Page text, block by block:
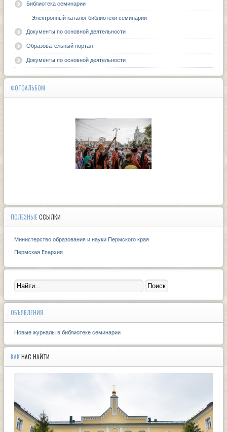
Библиотека семинарии
Электронный каталог библиотеки семинарии
Документы по основной деятельности
Образовательный портал
Документы по основной деятельности
ФОТОАЛЬБОМ
ПОЛЕЗНЫЕССЫЛКИ
Министерство образования и науки Пермского края
Пермская Eпархия
ОБЪЯВЛЕНИЯ
Новые журналы в библиотеке семинарии
КАКНАС НАЙТИ